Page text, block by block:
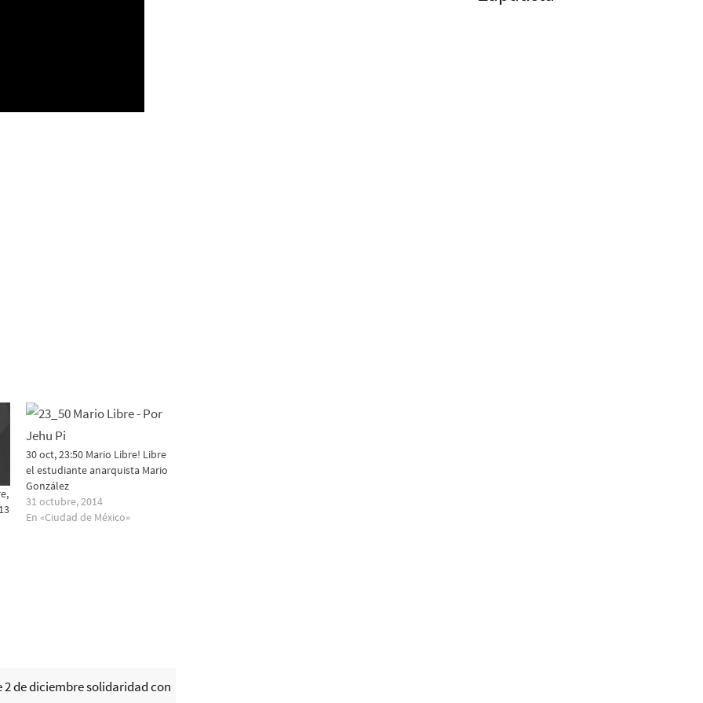
30 oct, 23:50 Mario Libre! Libre
el estudiante anarquista Mario
González
31 octubre, 2014
En «Ciudad de México»
2 de diciembre solidaridad con